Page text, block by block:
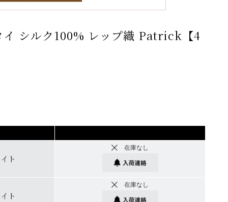
イ シルク100% レップ織 Patrick【4
ト
在庫なし
ト
在庫なし